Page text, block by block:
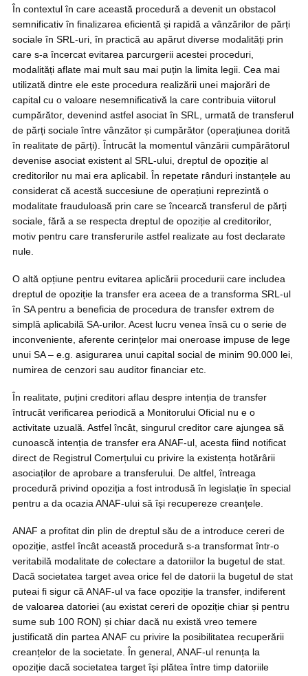
În contextul în care această procedură a devenit un obstacol
semnificativ în finalizarea eficientă și rapidă a vânzărilor de părți
sociale în SRL-uri, în practică au apărut diverse modalități prin
care s-a încercat evitarea parcurgerii acestei proceduri,
modalități aflate mai mult sau mai puțin la limita legii. Cea mai
utilizată dintre ele este procedura realizării unei majorări de
capital cu o valoare nesemnificativă la care contribuia viitorul
cumpărător, devenind astfel asociat în SRL, urmată de transferul
de părți sociale între vânzător și cumpărător (operațiunea dorită
în realitate de părți). Întrucât la momentul vânzării cumpărătorul
devenise asociat existent al SRL-ului, dreptul de opoziție al
creditorilor nu mai era aplicabil. În repetate rânduri instanțele au
considerat că acestă succesiune de operațiuni reprezintă o
modalitate frauduloasă prin care se încearcă transferul de părți
sociale, fără a se respecta dreptul de opoziție al creditorilor,
motiv pentru care transferurile astfel realizate au fost declarate
nule.
O altă opțiune pentru evitarea aplicării procedurii care includea
dreptul de opoziție la transfer era aceea de a transforma SRL-ul
în SA pentru a beneficia de procedura de transfer extrem de
simplă aplicabilă SA-urilor. Acest lucru venea însă cu o serie de
inconveniente, aferente cerințelor mai oneroase impuse de lege
unui SA – e.g. asigurarea unui capital social de minim 90.000 lei,
numirea de cenzori sau auditor financiar etc.
În realitate, puțini creditori aflau despre intenția de transfer
întrucât verificarea periodică a Monitorului Oficial nu e o
activitate uzuală. Astfel încât, singurul creditor care ajungea să
cunoască intenția de transfer era ANAF-ul, acesta fiind notificat
direct de Registrul Comerțului cu privire la existența hotărârii
asociaților de aprobare a transferului. De altfel, întreaga
procedură privind opoziția a fost introdusă în legislație în special
pentru a da ocazia ANAF-ului să își recupereze creanțele.
ANAF a profitat din plin de dreptul său de a introduce cereri de
opoziție, astfel încât această procedură s-a transformat într-o
veritabilă modalitate de colectare a datoriilor la bugetul de stat.
Dacă societatea target avea orice fel de datorii la bugetul de stat
puteai fi sigur că ANAF-ul va face opoziție la transfer, indiferent
de valoarea datoriei (au existat cereri de opoziție chiar și pentru
sume sub 100 RON) și chiar dacă nu există vreo temere
justificată din partea ANAF cu privire la posibilitatea recuperării
creanțelor de la societate. În general, ANAF-ul renunța la
opoziție dacă societatea target își plătea între timp datoriile